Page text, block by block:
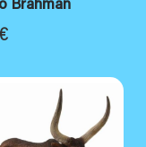
Brahman
€